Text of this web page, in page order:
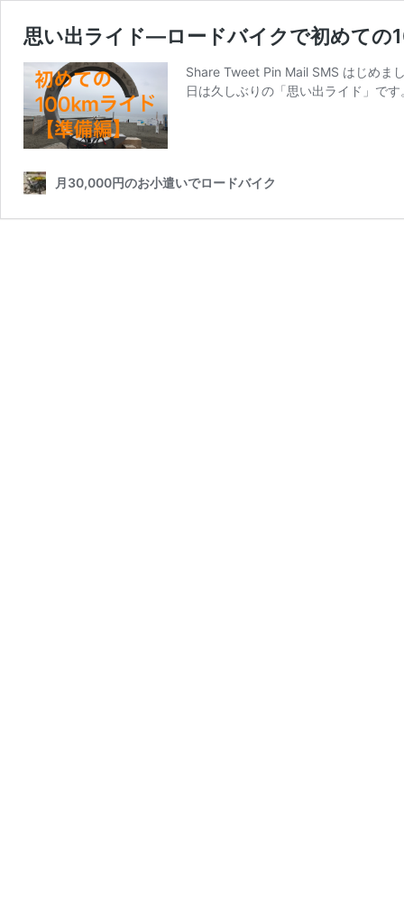
思い出ライド―ロードバイクで初めて
Share Tweet Pin Mail SMS はじめま
日は久しぶりの「思い出ライド」で
月30,000円のお小遣いでロードバイク